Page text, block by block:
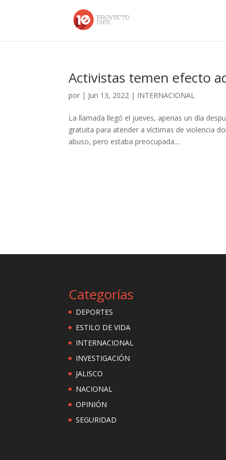
Activistas temen efecto
por | Jun 13, 2022 | INTERNACIONAL
La llamada llegó el jueves, apenas un día
gratuita para atender a víctimas de violencia
abuso, pero estaba preocupada....
Categorías
DEPORTES
ESTILO DE VIDA
INTERNACIONAL
INVESTIGACIÓN
JALISCO
NACIONAL
OPINIÓN
SEGURIDAD